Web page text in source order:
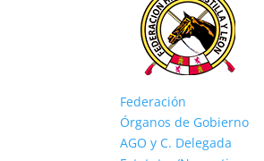
Federación
Órganos de Gobierno
AGO y C. Delegada